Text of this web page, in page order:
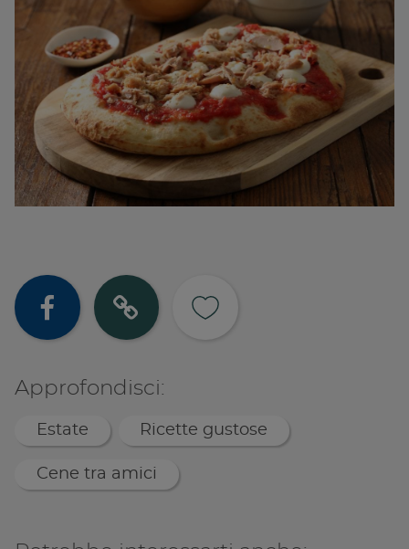
Condividi
Copia
Approfondisci:
Estate Ricette gustose
Cene tra amici